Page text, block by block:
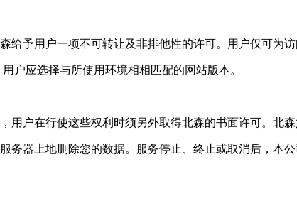
给予用户一项不可转让及非排他性的许可。用户仅可为
户应选择与所使用环境相相匹配的网站版本。
用户在行使这些权利时须另外取得北森的书面许可。北
务器上地删除您的数据。服务停止、终止或取消后，本